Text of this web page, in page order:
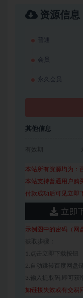
资源信息
普通
会员
永久会员
其他信息
有效期
本站所有资源均为：
本站支持普通用户购
付款成功后可见立即
示例图中的密码（网
获取步骤：
1.点击立即下载按钮
2.自动跳转百度网盘
3.输入提取码,即可获
如链接失效或有交易